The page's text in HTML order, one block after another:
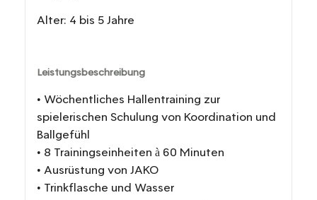
Alter: 4 bis 5 Jahre
Leistungsbeschreibung
• Wöchentliches Hallentraining zur
spielerischen Schulung von Koordination und
Ballgefühl
• 8 Trainingseinheiten à 60 Minuten
• Ausrüstung von JAKO
• Trinkflasche und Wasser